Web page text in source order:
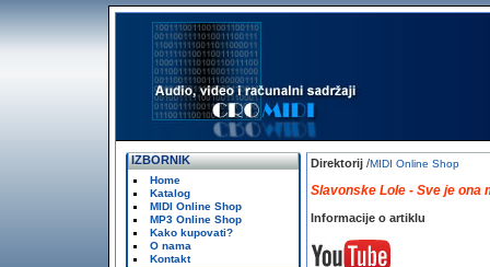
IZBORNIK
Home
Katalog
MIDI Online Shop
MP3 Online Shop
Kako kupovati?
O nama
Kontakt
Direktorij /MIDI Online Shop
Slavonske Lole - Sve je ona
Informacije o artiklu